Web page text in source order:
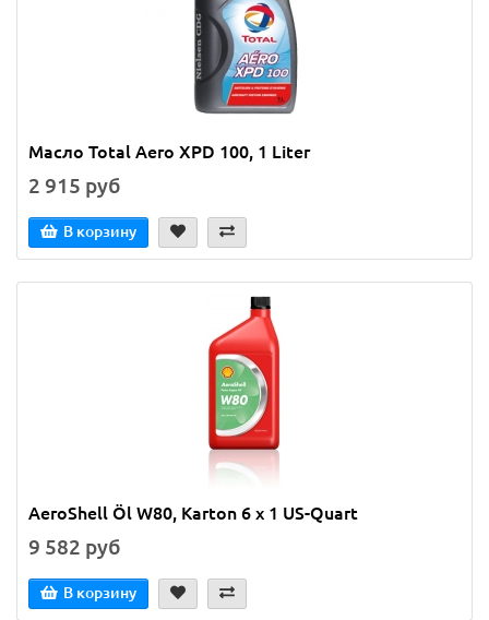
Масло Total Aero XPD 100, 1 Liter
2 915 руб
В корзину
AeroShell Öl W80, Karton 6 x 1 US-Quart
9 582 руб
В корзину